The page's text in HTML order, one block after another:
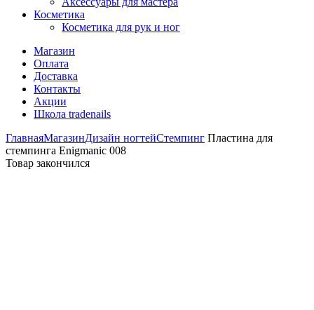
Косметика
Косметика для рук и ног
Магазин
Оплата
Доставка
Контакты
Акции
Школа tradenails
ГлавнаяМагазинДизайн ногтейСтемпинг Пластина для
стемпинга Enigmanic 008
Товар закончился